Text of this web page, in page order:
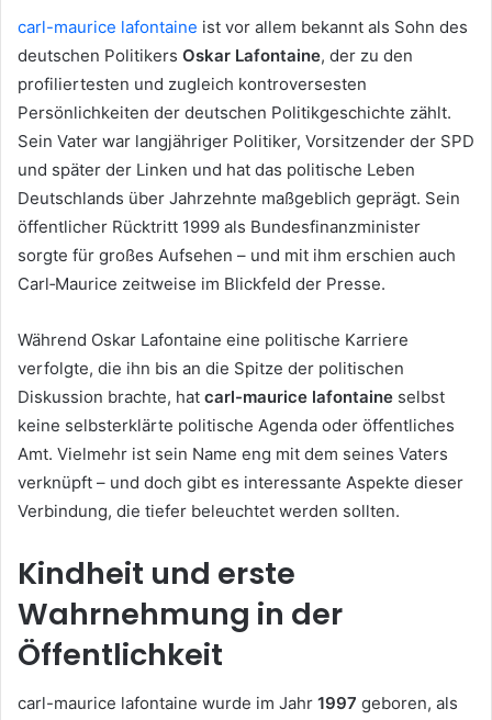
carl-maurice lafontaine ist vor allem bekannt als Sohn des
deutschen Politikers Oskar Lafontaine, der zu den
profiliertesten und zugleich kontroversesten
Persönlichkeiten der deutschen Politikgeschichte zählt.
Sein Vater war langjähriger Politiker, Vorsitzender der SPD
und später der Linken und hat das politische Leben
Deutschlands über Jahrzehnte maßgeblich geprägt. Sein
öffentlicher Rücktritt 1999 als Bundesfinanzminister
sorgte für großes Aufsehen – und mit ihm erschien auch
Carl‑Maurice zeitweise im Blickfeld der Presse.
Während Oskar Lafontaine eine politische Karriere
verfolgte, die ihn bis an die Spitze der politischen
Diskussion brachte, hat carl-maurice lafontaine selbst
keine selbsterklärte politische Agenda oder öffentliches
Amt. Vielmehr ist sein Name eng mit dem seines Vaters
verknüpft – und doch gibt es interessante Aspekte dieser
Verbindung, die tiefer beleuchtet werden sollten.
Kindheit und erste
Wahrnehmung in der
Öffentlichkeit
carl-maurice lafontaine wurde im Jahr 1997 geboren, als